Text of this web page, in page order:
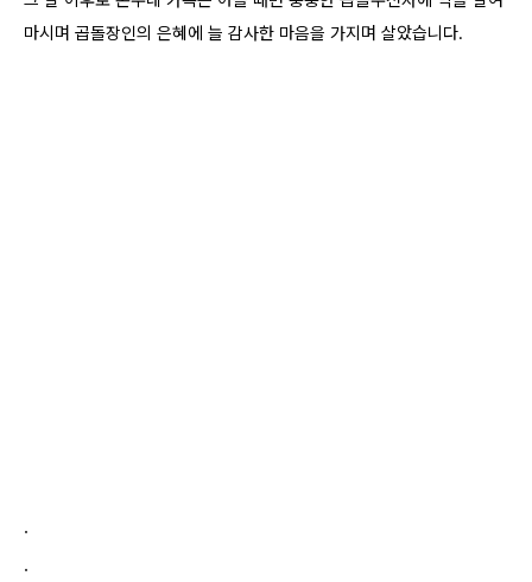
마시며 곱돌장인의 은혜에 늘 감사한 마음을 가지며 살았습니다.
.
.